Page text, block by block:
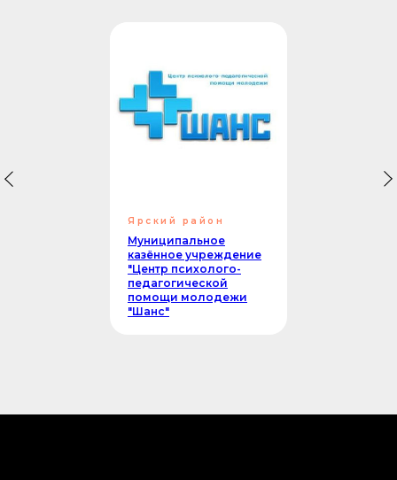
Ярский район
Муниципальное
казённое учреждение
"Центр психолого-
педагогической
помощи молодежи
"Шанс"